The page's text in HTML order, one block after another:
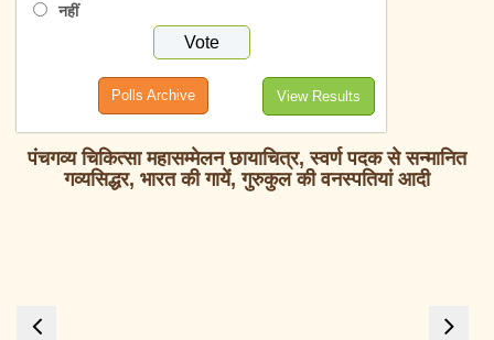
नहीं
View Results
Polls Archive
पंचगव्य चिकित्सा महासम्मेलन छायाचित्र, स्वर्ण पदक से सन्मानित
गव्यसिद्धर, भारत की गायें, गुरुकुल की वनस्पतियां आदी
Previous Next